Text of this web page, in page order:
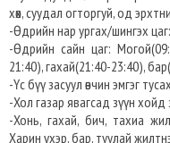
хөх, суудал огторгуй, од
-Өдрийн нар ургах/шингэх
-Өдрийн сайн цаг:
21:40), гахай(21:40-23:40),
-Үс бүү засуул өвчин эмгэг
-Хол газар явагсад зүүн хойд
-Хонь, гахай, бич, тахиа
Харин үхэр, бар, туулай жилтнээ